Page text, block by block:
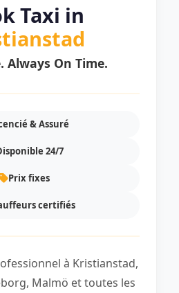
Taxi in
Always On Time.
& Assuré
24/7
Prix fixes
certifiés
à Kristianstad,
Malmö et toutes les